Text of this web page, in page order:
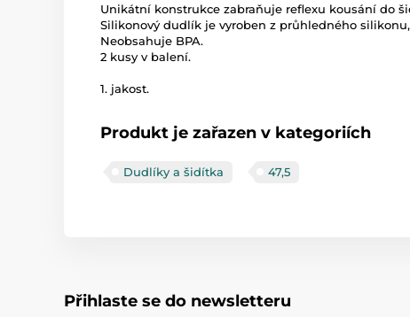
Unikátní konstrukce zabraňuje reflexu kousání do
Silikonový dudlík je vyroben z průhledného
Neobsahuje BPA.
2 kusy v balení.
1. jakost.
Produkt je zařazen v kategoriích
Dudlíky a šidítka 47,5
Přihlaste se do newsletteru